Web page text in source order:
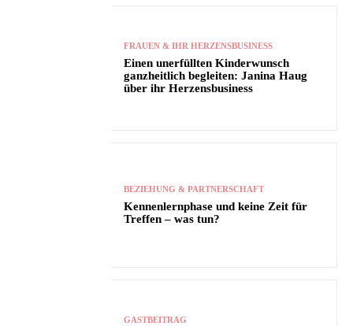
FRAUEN & IHR HERZENSBUSINESS
Einen unerfüllten Kinderwunsch
ganzheitlich begleiten: Janina Haug
über ihr Herzensbusiness
BEZIEHUNG & PARTNERSCHAFT
Kennenlernphase und keine Zeit für
Treffen – was tun?
GASTBEITRAG